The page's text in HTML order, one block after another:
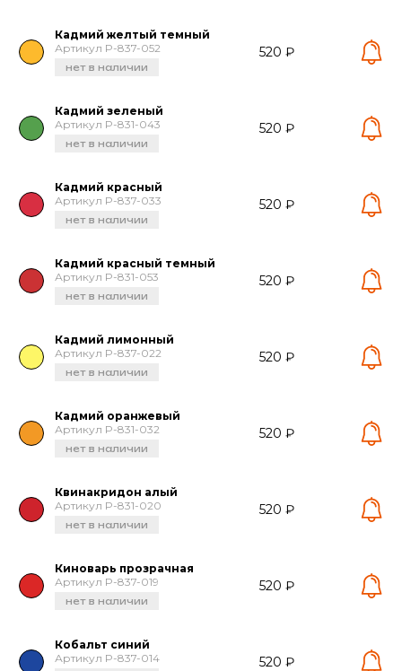
Кадмий желтый темный
Артикул P-837-052
нет в наличии
520 ₽
Кадмий зеленый
Артикул P-831-043
нет в наличии
520 ₽
Кадмий красный
Артикул P-837-033
нет в наличии
520 ₽
Кадмий красный темный
Артикул P-831-053
нет в наличии
520 ₽
Кадмий лимонный
Артикул P-837-022
нет в наличии
520 ₽
Кадмий оранжевый
Артикул P-831-032
нет в наличии
520 ₽
Квинакридон алый
Артикул P-831-020
нет в наличии
520 ₽
Киноварь прозрачная
Артикул P-837-019
нет в наличии
520 ₽
Кобальт синий
Артикул P-837-014
520 ₽